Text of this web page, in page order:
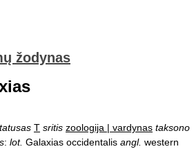
žodynas
T sritis zoologija | vardynas taksono
: lot. Galaxias occidentalis angl. western